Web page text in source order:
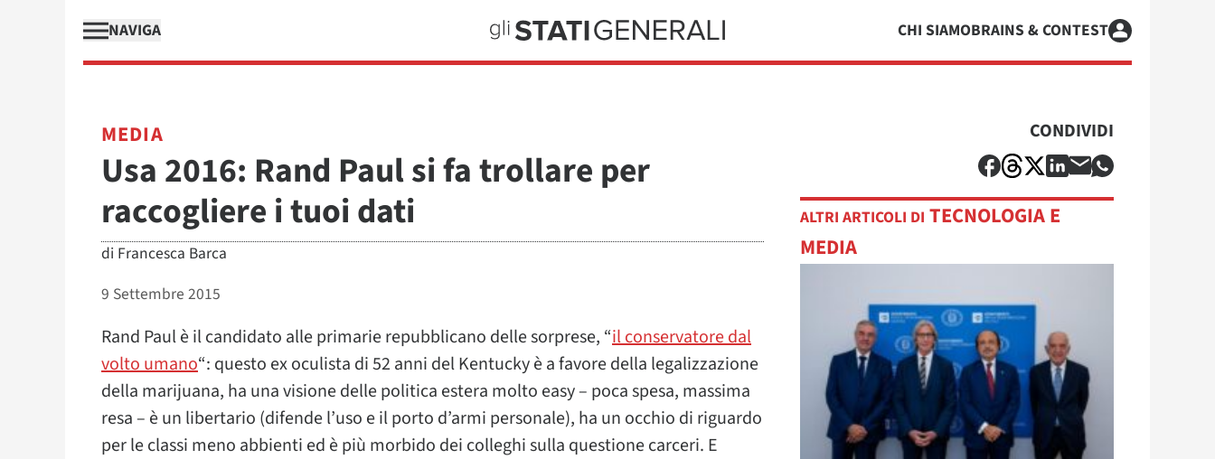
NAVIGA CHI SIAMOBRAINS & CONTEST
MEDIA
Usa 2016: Rand Paul si fa trollare per
raccogliere i tuoi dati
di Francesca Barca
9 Settembre 2015
Rand Paul è il candidato alle primarie repubblicano delle sorprese, “il conservatore dal
volto umano“: questo ex oculista di 52 anni del Kentucky è a favore della legalizzazione
della marijuana, ha una visione delle politica estera molto easy – poca spesa, massima
resa – è un libertario (difende l’uso e il porto d’armi personale), ha un occhio di riguardo
per le classi meno abbienti ed è più morbido dei colleghi sulla questione carceri. E
CONDIVIDI
ALTRI ARTICOLI DI TECNOLOGIA E
MEDIA